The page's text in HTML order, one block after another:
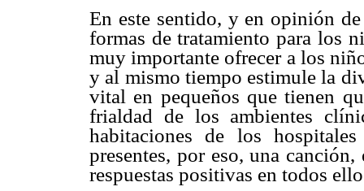
En este sentido, y en opinión
formas de tratamiento para los
muy importante ofrecer a los
y al mismo tiempo estimule la
vital en pequeños que tienen
frialdad de los ambientes
habitaciones de los
presentes, por eso, una
respuestas positivas en todos